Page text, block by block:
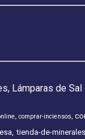
Lámparas de
comprar-inciensos
tienda-de-